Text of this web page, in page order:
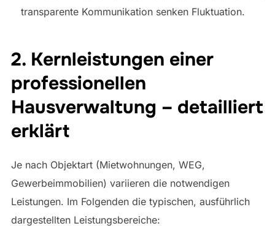
transparente Kommunikation senken Fluktuation.
2. Kernleistungen einer
professionellen
Hausverwaltung – detailliert
erklärt
Je nach Objektart (Mietwohnungen, WEG,
Gewerbeimmobilien) variieren die notwendigen
Leistungen. Im Folgenden die typischen, ausführlich
dargestellten Leistungsbereiche: